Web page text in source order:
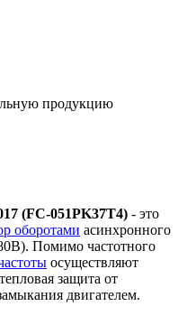
продукцию
(FC-051PK37T4) - это
оборотами асинхронного
Помимо частотного
осуществляют
защита от
двигателем.